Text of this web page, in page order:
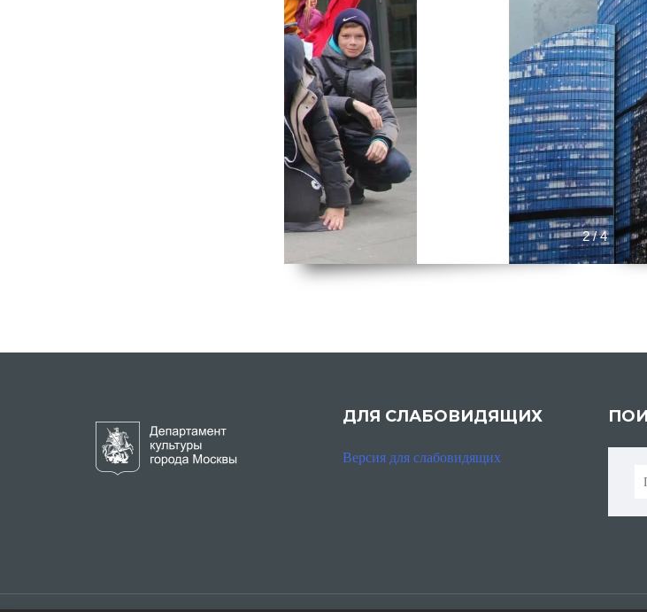
2 / 4
ДЛЯ СЛАБОВИДЯЩИХ
Версия для слабовидящих